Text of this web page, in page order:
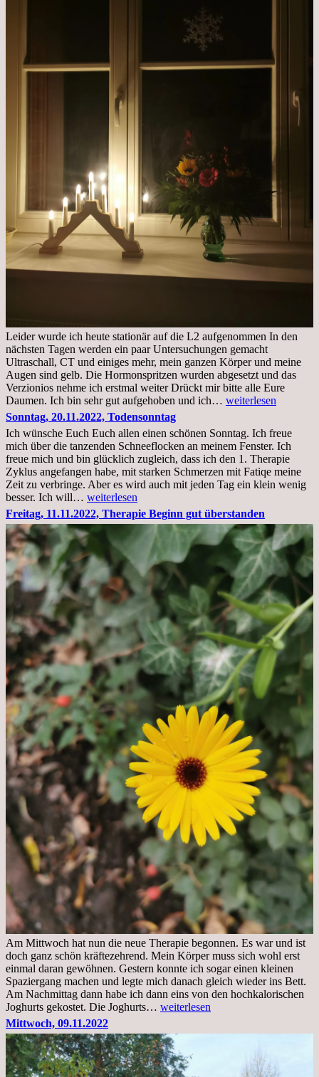
Leider wurde ich heute stationär auf die L2 aufgenommen In den
nächsten Tagen werden ein paar Untersuchungen gemacht
Ultraschall, CT und einiges mehr, mein ganzen Körper und meine
Augen sind gelb. Die Hormonspritzen wurden abgesetzt und das
Verzionios nehme ich erstmal weiter Drückt mir bitte alle Eure
Daumen. Ich bin sehr gut aufgehoben und ich… Mittwoch.
Krankenhaus
stationär
weiterlesen
Sonntag, 20.11.2022, Todensonntag
Ich wünsche Euch Euch allen einen schönen Sonntag. Ich freue
mich über die tanzenden Schneeflocken an meinem Fenster. Ich
freue mich und bin glücklich zugleich, dass ich den 1. Therapie
Zyklus angefangen habe, mit starken Schmerzen mit Fatiqe meine
Zeit zu verbringe. Aber es wird auch mit jeden Tag ein klein wenig
besser. Ich will… Sonntag,
20.11.2022,
Todensonntag
weiterlesen
Freitag, 11.11.2022, Therapie Beginn gut überstanden
Am Mittwoch hat nun die neue Therapie begonnen. Es war und ist
doch ganz schön kräftezehrend. Mein Körper muss sich wohl erst
einmal daran gewöhnen. Gestern konnte ich sogar einen kleinen
Spaziergang machen und legte mich danach gleich wieder ins Bett.
Am Nachmittag dann habe ich dann eins von den hochkalorischen
Joghurts gekostet. Die Joghurts… Freitag,
Therapie
Beginn
gut
überstanden
weiterlesen
Mittwoch, 09.11.2022